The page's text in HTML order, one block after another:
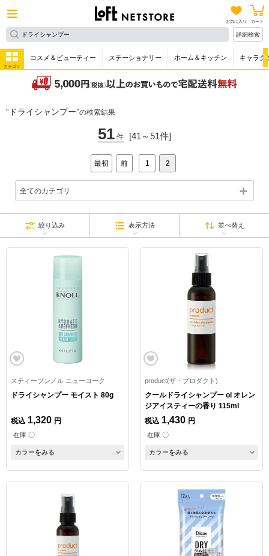
お気に入り カート
詳細検索
カテゴリ
コスメ＆ビューティー ステーショナリー ホーム＆キッチン キャラク
ドライシャンプー の検索結果
51 件 [41～51件]
最初 前 1 2
全てのカテゴリ
絞り込み 表示方法 並べ替え
スティーブンノル ニューヨーク
ドライシャンプー モイスト 80g
税込 1,320 円
在庫 〇
カラーをみる
product(ザ・プロダクト)
クールドライシャンプー oi オレン
ジアイスティーの香り 115ml
税込 1,430 円
在庫 〇
カラーをみる